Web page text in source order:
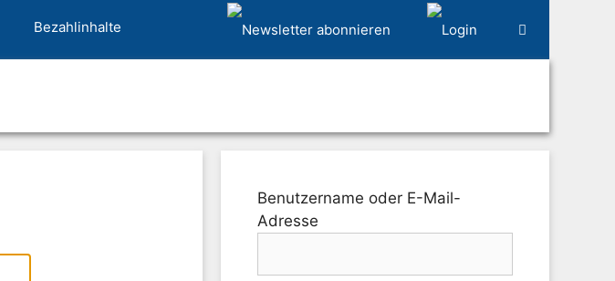
Bezahlinhalte
Benutzername oder E-Mail-
Adresse